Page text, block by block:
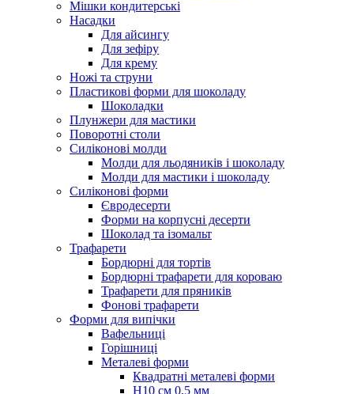
Мішки кондитерські
Насадки
Для айсингу
Для зефіру
Для крему
Ножі та струни
Пластикові форми для шоколаду
Шоколадки
Плунжери для мастики
Поворотні столи
Силіконові молди
Молди для льодяників і шоколаду
Молди для мастики і шоколаду
Силіконові форми
Євродесерти
Форми на корпусні десерти
Шоколад та ізомальт
Трафарети
Бордюрні для тортів
Бордюрні трафарети для короваю
Трафарети для пряників
Фонові трафарети
Форми для випічки
Вафельниці
Горішниці
Металеві форми
Квадратні металеві форми
Н10 см 0,5 мм